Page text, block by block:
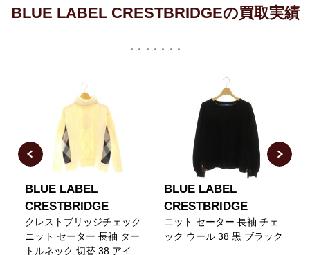
BLUE LABEL CRESTBRIDGEの買取実績
BLUE LABEL
CRESTBRIDGE
クレストブリッジチェック
ニット セーター 長袖 ター
トルネック 切替 38 アイボ
BLUE LABEL
CRESTBRIDGE
ニット セーター 長袖 チェ
ック ウール 38 黒 ブラック